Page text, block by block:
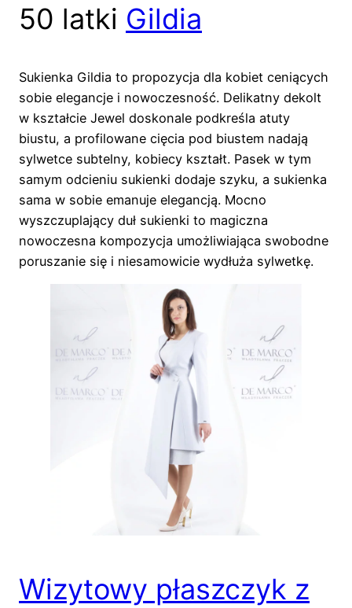
50 latki Gildia
Sukienka Gildia to propozycja dla kobiet ceniących
sobie elegancje i nowoczesność. Delikatny dekolt
w kształcie Jewel doskonale podkreśla atuty
biustu, a profilowane cięcia pod biustem nadają
sylwetce subtelny, kobiecy kształt. Pasek w tym
samym odcieniu sukienki dodaje szyku, a sukienka
sama w sobie emanuje elegancją. Mocno
wyszczuplający duł sukienki to magiczna
nowoczesna kompozycja umożliwiająca swobodne
poruszanie się i niesamowicie wydłuża sylwetkę.
Wizytowy płaszczyk z